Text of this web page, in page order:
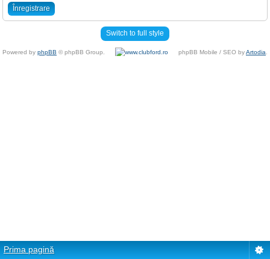
Înregistrare
Switch to full style
Powered by phpBB © phpBB Group. phpBB Mobile / SEO byArtodia
Prima pagină